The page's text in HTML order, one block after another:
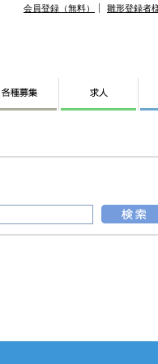
会員登録（無料） 雛形登録者